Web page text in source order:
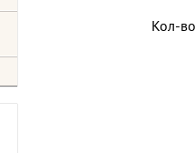
Кол-